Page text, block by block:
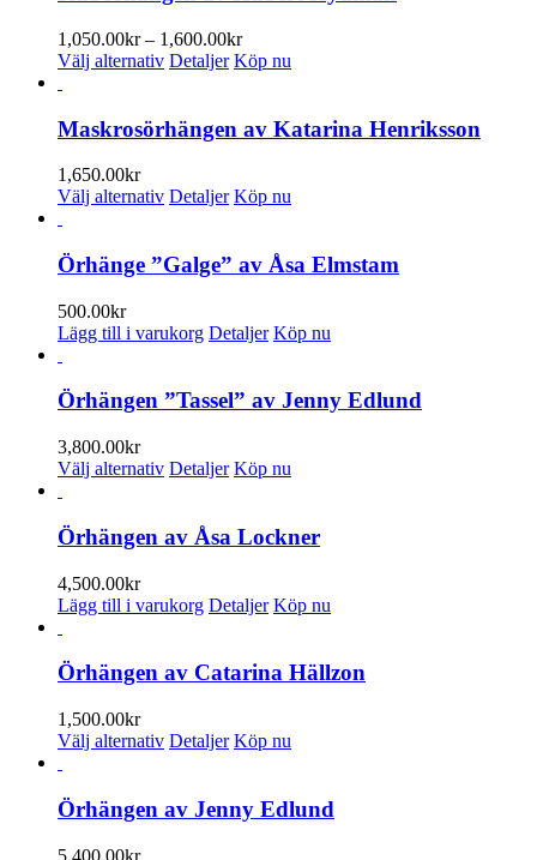
flera
varianter.
De
olika
kan
väljas
1,050.00kr – 1,600.00krPrisintervall:
1,050.00kr
Välj alternativ Den
har
flera
De
olika
kan
väljas
Detaljer Köp nu
Maskrosörhängen av Katarina Henriksson
1,650.00kr
Välj alternativ Den
har
flera
De
olika
kan
väljas
Detaljer Köp nu
Örhänge ”Galge” av Åsa Elmstam
500.00kr
Lägg till i varukorg Detaljer Köp nu
Örhängen ”Tassel” av Jenny Edlund
3,800.00kr
Välj alternativ Den
har
flera
De
olika
väljas
Detaljer Köp nu
Örhängen av Åsa Lockner
4,500.00kr
Lägg till i varukorg Detaljer Köp nu
Örhängen av Catarina Hällzon
1,500.00kr
Välj alternativ Den
har
flera
Detaljer Köp nu
Örhängen av Jenny Edlund
5,400.00kr